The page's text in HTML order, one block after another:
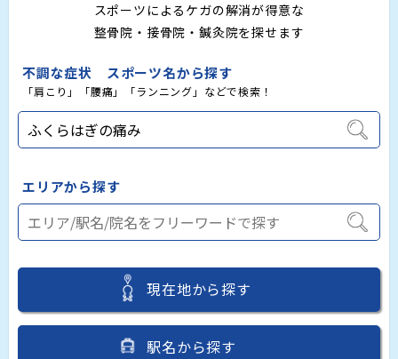
スポーツによるケガの解消が得意な
整骨院・接骨院・鍼灸院を探せます
不調な症状 スポーツ名から探す
「肩こり」「腰痛」「ランニング」などで検索！
エリアから探す
現在地から探す
駅名から探す